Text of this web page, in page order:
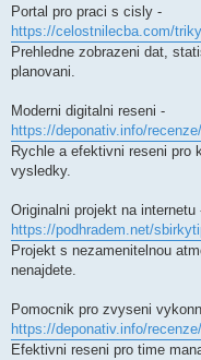
Portal pro praci s cisly -
https://celostnilecba.com/
Prehledne zobrazeni dat,
planovani.
Moderni digitalni reseni -
https://deponativ.info/
Rychle a efektivni reseni pro
vysledky.
Originalni projekt na internetu
https://podhradem.net/
Projekt s nezamenitelnou
nenajdete.
Pomocnik pro zvyseni
https://deponativ.info/
Efektivni reseni pro time